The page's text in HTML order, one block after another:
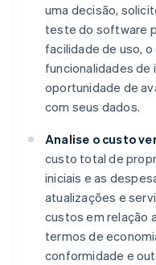
uma decisão,
teste do software
facilidade de uso,
funcionalidades de
oportunidade de
com seus dados.
Analise o custo
custo total de
iniciais e as
atualizações e
custos em relação
termos de
conformidade e